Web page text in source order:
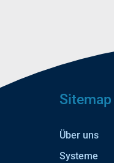
Sitemap
Über uns
Systeme